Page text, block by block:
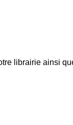
librairie ainsi